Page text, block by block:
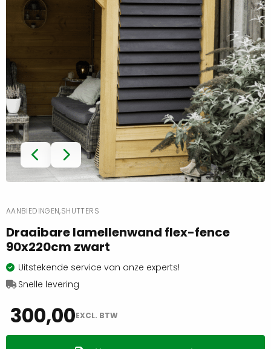
AANBIEDINGEN,SHUTTERS
Draaibare lamellenwand flex-fence
90x220cm zwart
Uitstekende service van onze experts!
Snelle levering
300,00EXCL. BTW